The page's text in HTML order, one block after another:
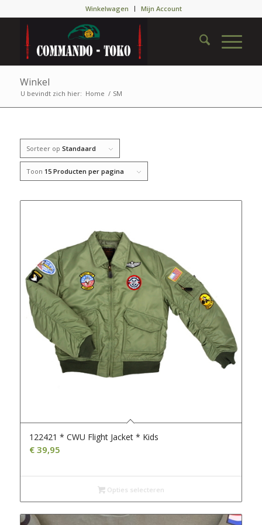
Winkelwagen Mijn Account
Winkel
U bevindt zich hier: Home / SM
Sorteer op Standaard
Toon 15 Producten per pagina
122421 * CWU Flight Jacket * Kids
€39,95
Opties selecteren